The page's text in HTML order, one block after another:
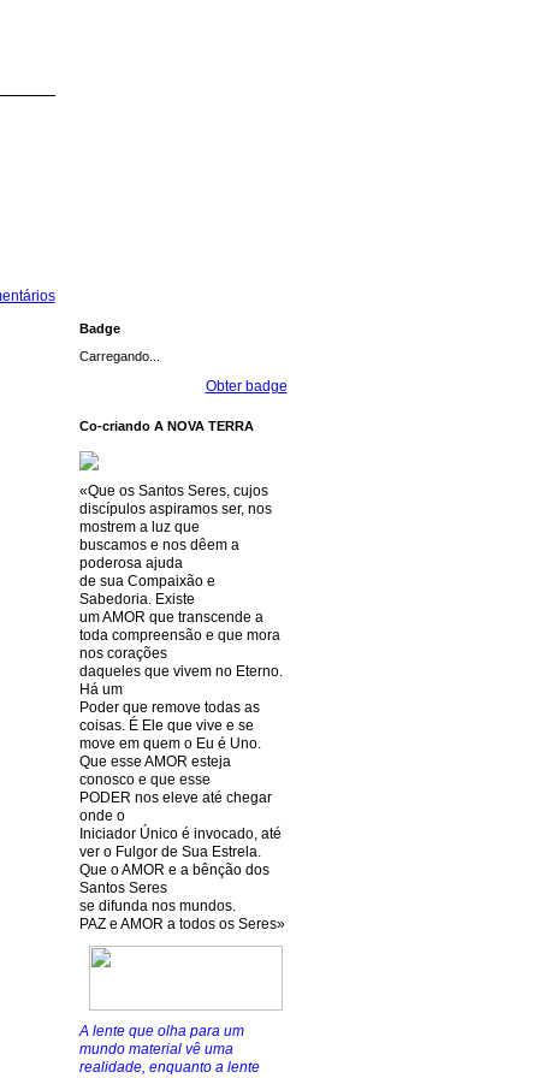
Badge
Carregando...
Obter badge
Co-criando A NOVA TERRA
«Que os Santos Seres, cujos
discípulos aspiramos ser, nos
mostrem a luz que
buscamos e nos dêem a
poderosa ajuda
de sua Compaixão e
Sabedoria. Existe
um AMOR que transcende a
toda compreensão e que mora
nos corações
daqueles que vivem no Eterno.
Há um
Poder que remove todas as
coisas. É Ele que vive e se
move em quem o Eu é Uno.
Que esse AMOR esteja
conosco e que esse
PODER nos eleve até chegar
onde o
Iniciador Único é invocado, até
ver o Fulgor de Sua Estrela.
Que o AMOR e a bênção dos
Santos Seres
se difunda nos mundos.
PAZ e AMOR a todos os Seres»
A lente que olha para um
mundo material vê uma
realidade, enquanto a lente